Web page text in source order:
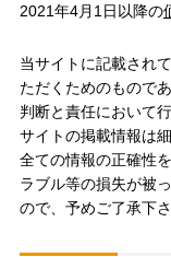
2021年4月1日以降の
当サイトに記載され
ただくためのもので
判断と責任において
サイトの掲載情報は
全ての情報の正確性
ラブル等の損失が被
ので、予めご了承下さ